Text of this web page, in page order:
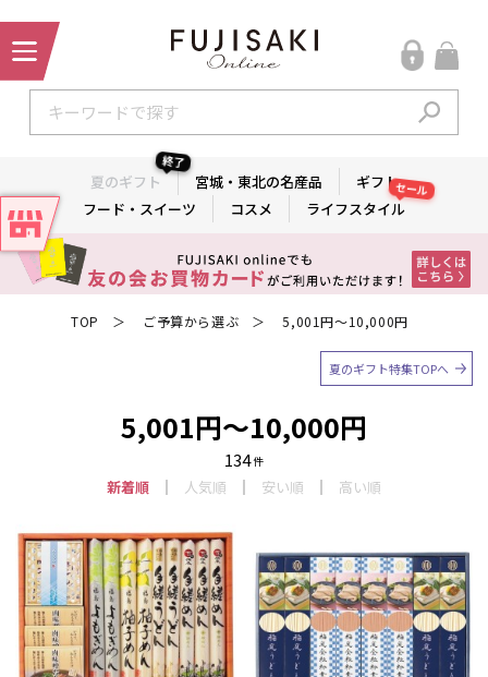
夏のギフト
終了
宮城・東北の名産品
ギフト
フード・スイーツ
コスメ ライフスタイル
セール
TOP ＞ ご予算から選ぶ ＞ 5,001円～10,000円
夏のギフト特集TOPへ
5,001円～10,000円
134件
新着順 人気順 安い順 高い順